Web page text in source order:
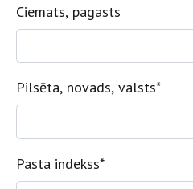
Ciemats, pagasts
Pilsēta, novads, valsts*
Pasta indekss*